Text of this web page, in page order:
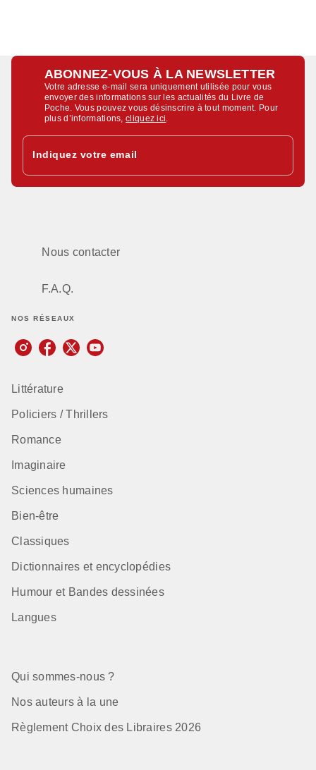
ABONNEZ-VOUS À LA NEWSLETTER
Votre adresse e-mail sera uniquement utilisée pour vous
envoyer des informations sur les actualités du Livre de
Poche. Vous pouvez vous désinscrire à tout moment. Pour
plus d’informations,cliquez ici
Indiquez votre email
Nous contacter
F.A.Q.
NOS RÉSEAUX
Littérature
Policiers / Thrillers
Romance
Imaginaire
Sciences humaines
Bien-être
Classiques
Dictionnaires et encyclopédies
Humour et Bandes dessinées
Langues
Qui sommes-nous ?
Nos auteurs à la une
Règlement Choix des Libraires 2026